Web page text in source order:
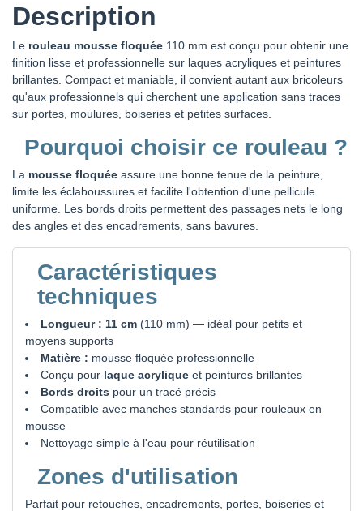
Description
Le rouleau mousse floquée 110 mm est conçu pour obtenir une
finition lisse et professionnelle sur laques acryliques et peintures
brillantes. Compact et maniable, il convient autant aux bricoleurs
qu'aux professionnels qui cherchent une application sans traces
sur portes, moulures, boiseries et petites surfaces.
Pourquoi choisir ce rouleau ?
La mousse floquée assure une bonne tenue de la peinture,
limite les éclaboussures et facilite l'obtention d'une pellicule
uniforme. Les bords droits permettent des passages nets le long
des angles et des encadrements, sans bavures.
Caractéristiques
techniques
Longueur : 11 cm (110 mm) — idéal pour petits et
moyens supports
Matière : mousse floquée professionnelle
Conçu pour laque acrylique et peintures brillantes
Bords droits pour un tracé précis
Compatible avec manches standards pour rouleaux en
mousse
Nettoyage simple à l'eau pour réutilisation
Zones d'utilisation
Parfait pour retouches, encadrements, portes, boiseries et